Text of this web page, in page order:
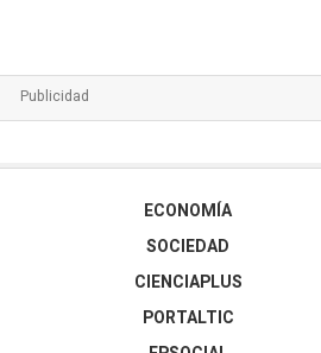
ECONOMÍA
SOCIEDAD
CIENCIAPLUS
PORTALTIC